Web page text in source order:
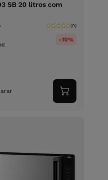
SB 20 litros com
(0)
€
-10%
Adicionar
ao